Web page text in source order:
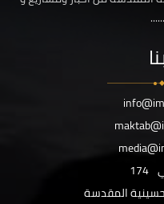
174
المقدسة